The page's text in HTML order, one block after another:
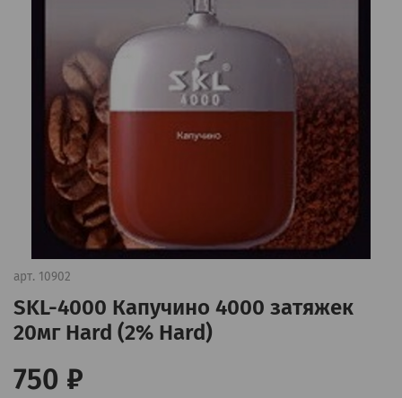
арт. 10902
SKL-4000 Капучино 4000 затяжек
20мг Hard (2% Hard)
750 ₽